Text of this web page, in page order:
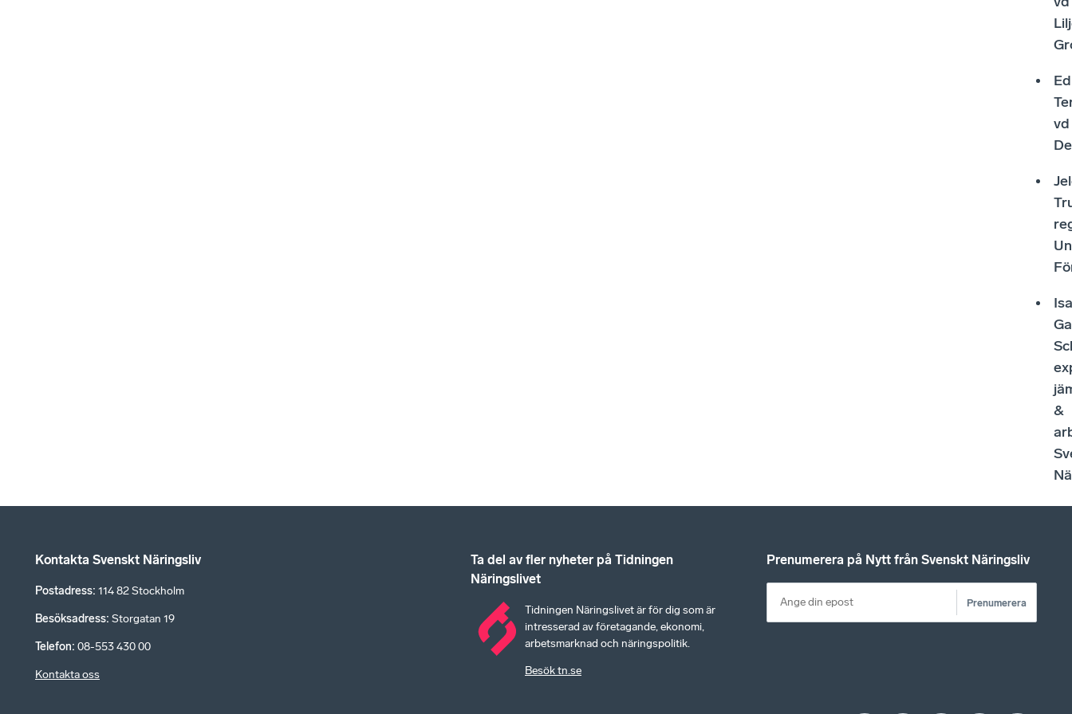
vd
&
Kontakta Svenskt Näringsliv
Postadress: 114 82 Stockholm
Besöksadress: Storgatan 19
Telefon: 08-553 430 00
Kontakta oss
Ta del av fler nyheter på Tidningen
Näringslivet
Tidningen Näringslivet är för dig som är
intresserad av företagande, ekonomi,
arbetsmarknad och näringspolitik.
Besök tn.se
Prenumerera på Nytt från Svenskt Näringsliv
Prenumerera